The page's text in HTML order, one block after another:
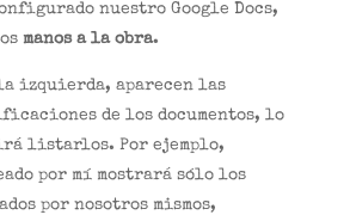
nuestro Google Docs,
manos a la obra.
izquierda, aparecen las
de los documentos, lo
listarlos. Por ejemplo,
por mí mostrará sólo los
por nosotros mismos,